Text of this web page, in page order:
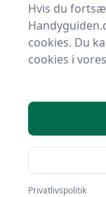
Vandvarmere
Bedste
2025 -
HandyGuiden
har samlet 9
det bedste.
Hvis du
cookies. Du
cookies i
Privatlivspolitik